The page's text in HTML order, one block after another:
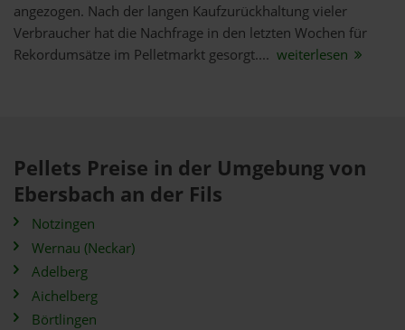
angezogen. Nach der langen Kaufzurückhaltung vieler
Verbraucher hat die Nachfrage in den letzten Wochen für
Rekordumsätze im Pelletmarkt gesorgt.... weiterlesen
Pellets Preise in der Umgebung von
Ebersbach an der Fils
Notzingen
Wernau (Neckar)
Adelberg
Aichelberg
Börtlingen